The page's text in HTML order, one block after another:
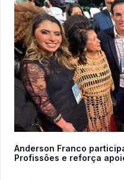
Anderson Franco
Profissões e reforça